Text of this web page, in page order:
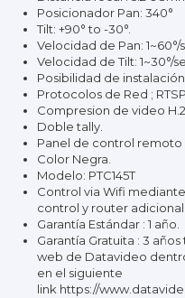
Posicionador Pan: 340°
Tilt: +90° to -30°.
Velocidad de Pan: 1~60°/
Velocidad de Tilt: 1~30°/
Posibilidad de
Protocolos de Red ;
Compresion de video
Doble tally.
Panel de control
Color Negra.
Modelo: PTC145T
Control via Wifi
control y router adicional
Garantía Estándar : 1 año.
Garantía Gratuita : 3
web de Datavideo
en el siguiente
link https://